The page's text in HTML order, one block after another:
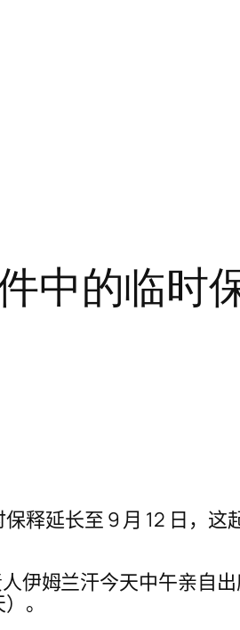
中的临时
释延长至 9 月 12 日，
伊姆兰汗今天中午亲自
。